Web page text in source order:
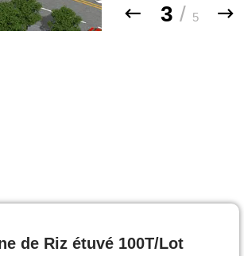
3 / 5
de Riz étuvé 100T/Lot